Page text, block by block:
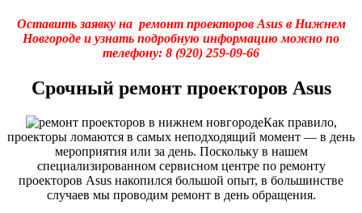
Оставить заявку на ремонт проекторов Asus в Нижнем
Новгороде и узнать подробную информацию можно по
телефону: 8 (920) 259-09-66
Срочный ремонт проекторов Asus
Как правило,
проекторы ломаются в самых неподходящий момент — в день
мероприятия или за день. Поскольку в нашем
специализированном сервисном центре по ремонту
проекторов Asus накопился большой опыт, в большинстве
случаев мы проводим ремонт в день обращения.